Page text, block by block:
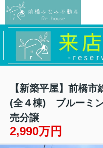
【新築平屋】前橋
(全４棟) ブルーミ
売分譲
2,990万円